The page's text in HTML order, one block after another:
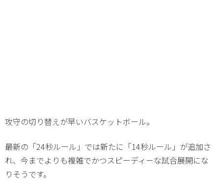
攻守の切り替えが早いバスケットボール。
最新の「24秒ルール」では新たに「14秒ルール」が追加さ
れ、今までよりも複雑でかつスピーディーな試合展開にな
りそうです。